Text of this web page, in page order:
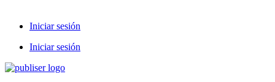
Iniciar sesión
Iniciar sesión